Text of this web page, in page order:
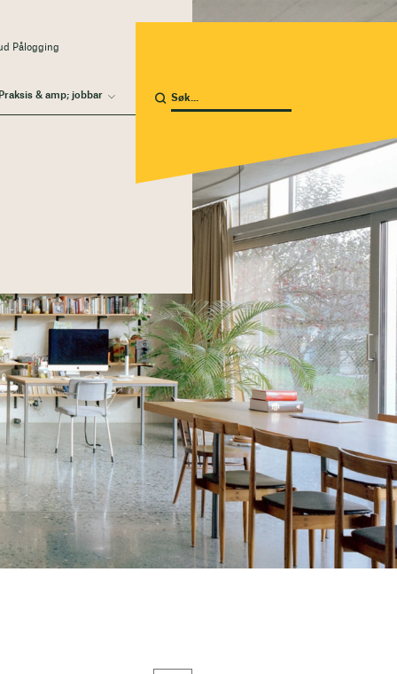
Praksis & amp; jobbar
Pålogging